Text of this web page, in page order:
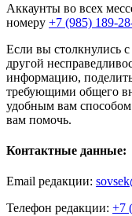
Аккаунты во всех
номеру +7 (985) 189-
Если вы столкнулись
другой
информацию,
требующими общего
удобным вам
вам помочь.
Контактные данные:
Email редакции:
Телефон редакции: +7